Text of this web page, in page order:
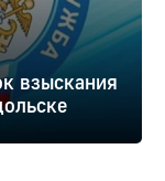
взыскания